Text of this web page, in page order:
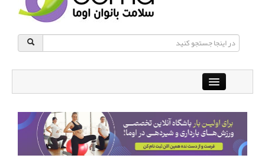
باشگاه آنلاین ورزشی اوما
دانشنامه سلامت بانوان پرسش و پاسخ